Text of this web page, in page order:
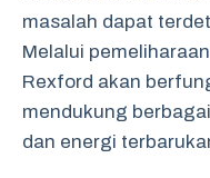
masalah dapat
Melalui
Rexford akan
mendukung
dan energi